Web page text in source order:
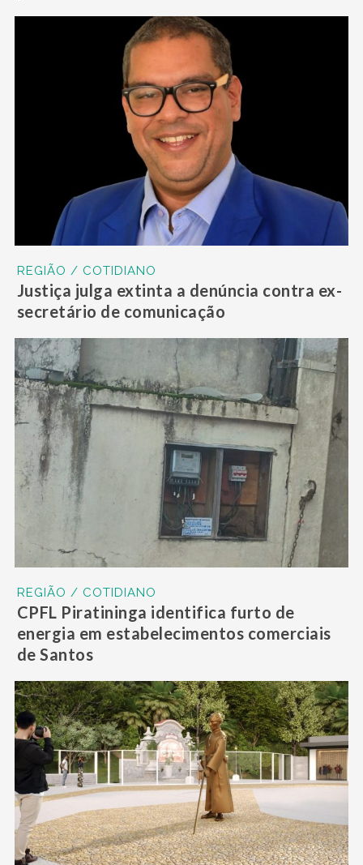
REGIÃO / COTIDIANO
Justiça julga extinta a denúncia contra ex-
secretário de comunicação
REGIÃO / COTIDIANO
CPFL Piratininga identifica furto de
energia em estabelecimentos comerciais
de Santos